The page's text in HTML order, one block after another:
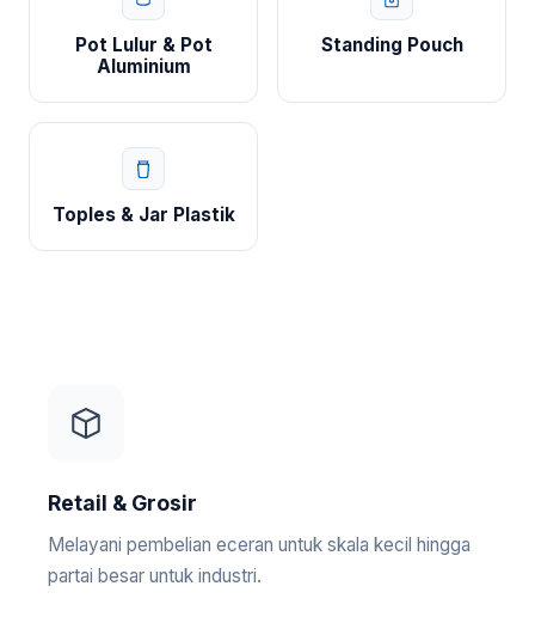
Pot Lulur & Pot
Aluminium
Standing Pouch
Toples & Jar Plastik
Retail & Grosir
Melayani pembelian eceran untuk skala kecil hingga
partai besar untuk industri.